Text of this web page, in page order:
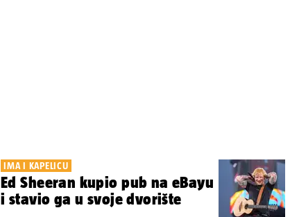
IMA I KAPELICU
Ed Sheeran kupio pub na eBayu
i stavio ga u svoje dvorište